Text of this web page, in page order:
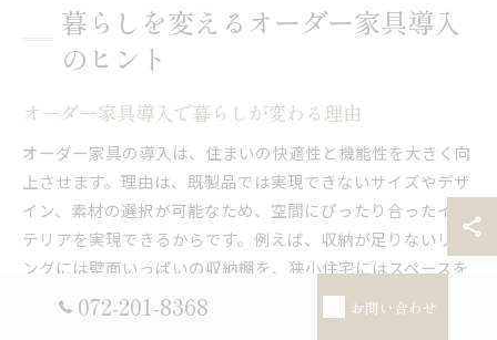
暮らしを変えるオーダー家具導入
のヒント
オーダー家具導入で暮らしが変わる理由
オーダー家具の導入は、住まいの快適性と機能性を大きく向
上させます。理由は、既製品では実現できないサイズやデザ
イン、素材の選択が可能なため、空間にぴったり合ったイン
テリアを実現できるからです。例えば、収納が足りないリビ
ングには壁面いっぱいの収納棚を、狭小住宅にはスペースを
無駄なく使う造作家具を設置することで、日々の生活動線が
スムーズになり、片付けやすさや見た目の美しさもアップし
072-201-8368 お問い合わせ